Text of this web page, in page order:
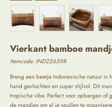
Vierkant bamboe
Itemcode: IND22659R
Breng een beetje Indonesische natuur in
hand gevlochten en super stijlvol. Dit
tropische vibe. Perfect voor opbergen of
de mandjes om al je spullen te